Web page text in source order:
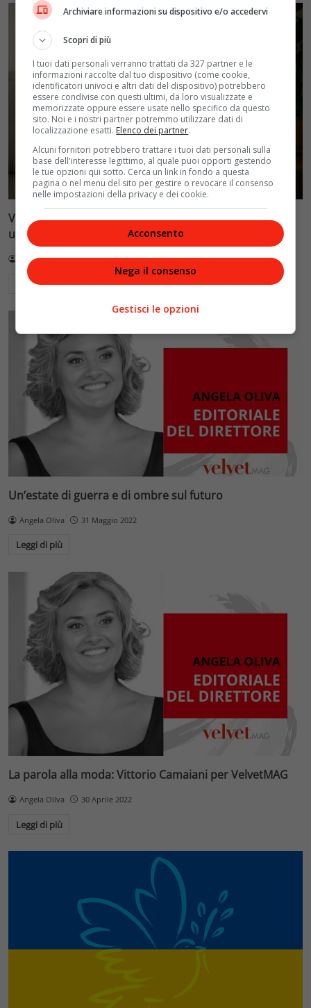
Velvet Mag: la guida completa per navigare il nostro
universo
Redazione VelvetMAG 2 Luglio 2026
Leggi di più
Un’estate di guerra e di ombre sul futuro
Angela Oliva 31 Maggio 2022
Leggi di più
La parola alla moda: Vittorio Camaiani per VelvetMAG
Angela Oliva 30 Aprile 2022
Leggi di più
Archiviare informazioni su dispositivo e/o accedervi
Scopri di più
I tuoi dati personali verranno trattati da 327 partner e le
informazioni raccolte dal tuo dispositivo (come cookie,
identificatori univoci e altri dati del dispositivo) potrebbero
essere condivise con questi ultimi, da loro visualizzate e
memorizzate oppure essere usate nello specifico da questo
sito. Noi e i nostri partner potremmo utilizzare dati di
localizzazione esatti. Elenco dei partner.
Alcuni fornitori potrebbero trattare i tuoi dati personali sulla
base dell'interesse legittimo, al quale puoi opporti gestendo
le tue opzioni qui sotto. Cerca un link in fondo a questa
pagina o nel menu del sito per gestire o revocare il consenso
nelle impostazioni della privacy e dei cookie.
Acconsento
Nega il consenso
Gestisci le opzioni